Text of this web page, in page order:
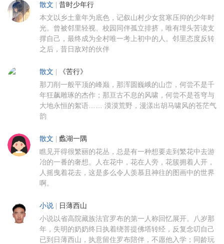
散文 昔时少年行
本文以乡土童年为底色，记叙山村少女贫寒压抑的少年时
光。曾被邻里轻视、校园同伴孤立排挤，唯有埋头苦读支
撑自己，最终成为全村唯一考上初中的人。邻里态度反转
之后，昔日敌对的伙伴
散文 《苦行》
那刀削一般平顶的峰巅，那浑圆巍峨的山峦，何尝不是千
年狂飙雕琢的杰作；那亘古不息的风啸，何尝不是苍穹与
大地永恒的絮语…… 漠漠荒野，漫漾出胡马啸风的苍茫气
韵
散文 蠡湖一隅
瞧见开得很繁丽的花丛，总是有一种想要走到繁花中去游
冶的一番的奢想。人在花中，花在人旁，花簇拥着人开，
人摇曳着花去，这是多么令人羡慕且神往的图画中的世界
啊。
小说 日薄西山
小说以省高院藏族法官罗布的第一人称回忆展开。八岁那
年，失明的奶奶终日执着绕菩提佛塔转经，反复念叨自己
已到日薄西山，执意留住罗布陪伴，不愿他入学；同龄玩